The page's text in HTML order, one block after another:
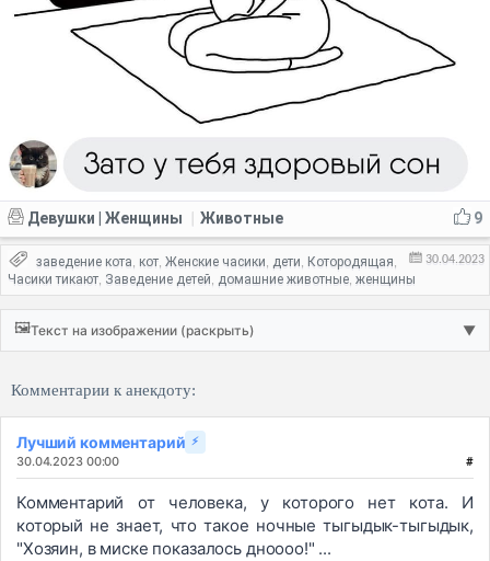
9
Девушки | Женщины Животные
30.04.2023
заведение кота, кот, Женские часики, дети, Котородящая,
Часики тикают, Заведение детей, домашние животные, женщины
🖼️Текст на изображении (раскрыть) ▼
Комментарии к анекдоту:
Лучший комментарий ⚡
30.04.2023 00:00 #
Комментарий от человека, у которого нет кота. И
который не знает, что такое ночные тыгыдык-тыгыдык,
"Хозяин, в миске показалось дноооо!" ...